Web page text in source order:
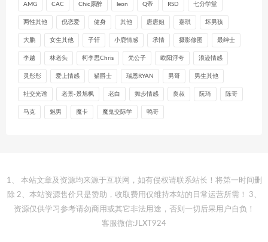
AMG CAC Chic原醉 leon Q帝 RSD 七分学堂
两性其他 倪恋爱 健身 其他 唐唐姐 嘉琪 坏男孩
大鹏 女生其他 子轩 小鹿情感 承情 摄影修图 最绅士
李越 林老头 柯李思Chris 梵公子 欧阳浮夸 浪迹情感
灵彤彤 爱上情感 猫爵士 瑞恩RYAN 男哥 男生其他
社交光谱 老景-景旭枫 老白 舞步情感 良叔 阮琦 陈哥
马克 魅男 魔卡 魔鬼交际学 鸭哥
1、 本站文章及资源均来源于互联网，如有侵权请联系站长！将第一时间删
除 2、本站资源售价只是赞助，收取费用仅维持本站的日常运营所需！ 3、
资源仅供学习参考请勿商用或其它非法用途，否则一切后果用户自负！
客服微信:JLXT924